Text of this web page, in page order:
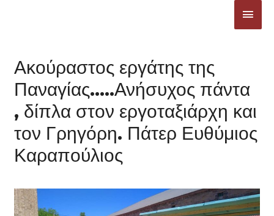
Ακούραστος εργάτης της
Παναγίας…..Ανήσυχος πάντα
, δίπλα στον εργοταξιάρχη και
τον Γρηγόρη. Πάτερ Ευθύμιος
Καραπούλιος